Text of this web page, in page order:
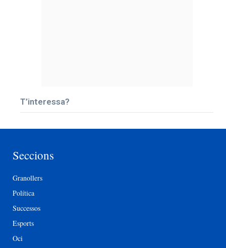
T’interessa?
Seccions
Granollers
Política
Successos
Esports
Oci